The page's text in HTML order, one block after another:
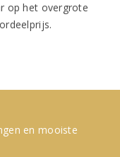
op het overgrote
en mooiste